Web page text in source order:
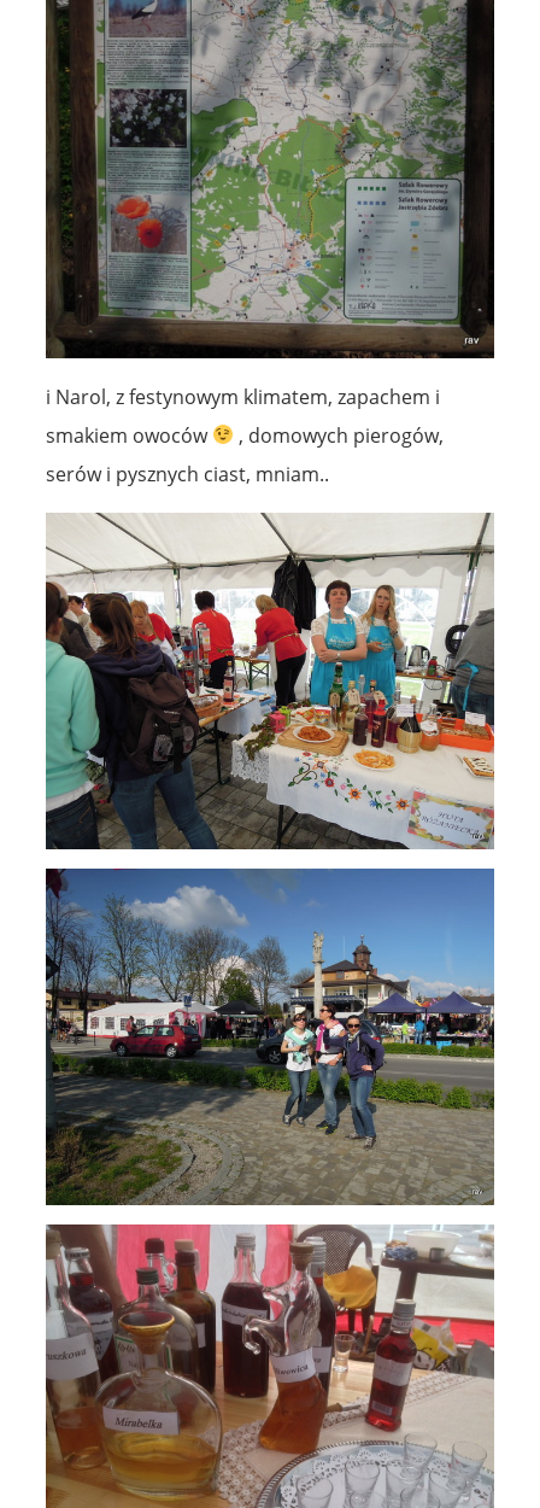
i Narol, z festynowym klimatem, zapachem i
smakiem owoców
, domowych pierogów,
serów i pysznych ciast, mniam..